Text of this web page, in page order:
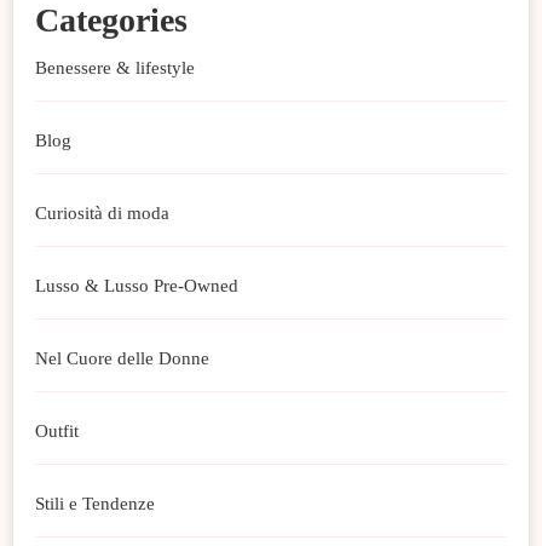
Categories
Benessere & lifestyle
Blog
Curiosità di moda
Lusso & Lusso Pre-Owned
Nel Cuore delle Donne
Outfit
Stili e Tendenze